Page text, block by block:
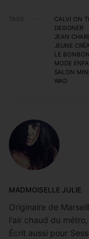
TAGS CALVI ON
DESIGNER
JEAN
JEUNE
LE
MODE
SALON
WAD
MADMOISELLE JULIE
Originaire de
l'air chaud du
Écrit aussi pour